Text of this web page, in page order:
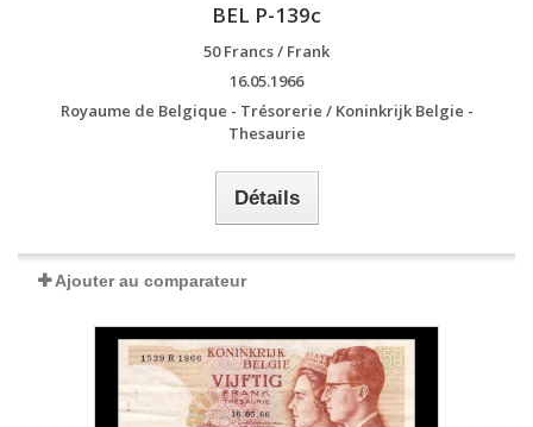
BEL P-139c
50 Francs / Frank
16.05.1966
Royaume de Belgique - Trésorerie / Koninkrijk Belgie -
Thesaurie
Détails
Ajouter au comparateur